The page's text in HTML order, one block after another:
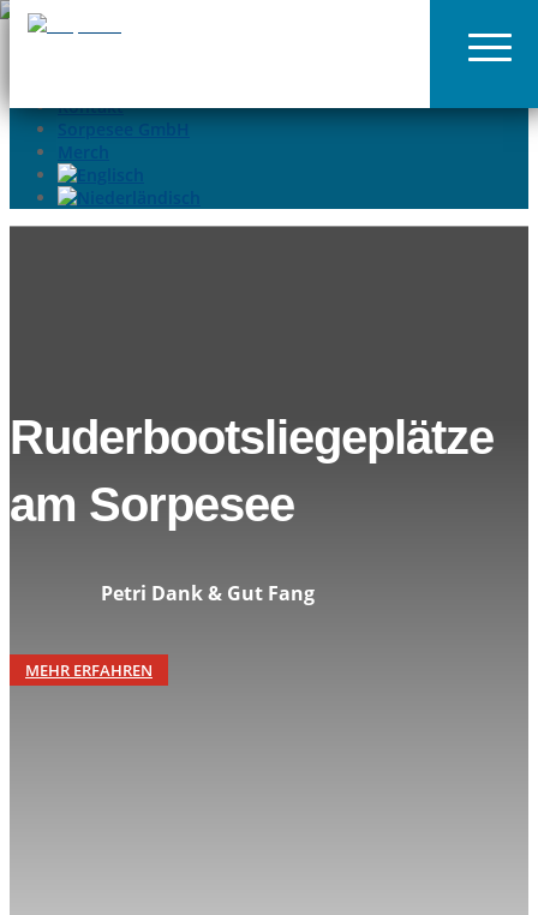
02935-9699015
Kontakt
Sorpesee GmbH
Merch
Ruderbootsliegeplätze
am Sorpesee
Petri Dank & Gut Fang
MEHR ERFAHREN